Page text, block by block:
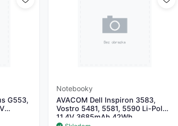
G553,
Notebooky
AVACOM Dell Inspiron 3583,
Vostro 5481, 5581, 5590 Li-Pol
11,4V 3685mAh 42Wh